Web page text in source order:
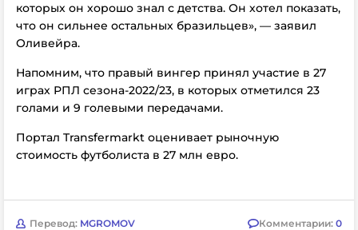
которых он хорошо знал с детства. Он хотел показать,
что он сильнее остальных бразильцев», — заявил
Оливейра.
Напомним, что правый вингер принял участие в 27
играх РПЛ сезона-2022/23, в которых отметился 23
голами и 9 голевыми передачами.
Портал Transfermarkt оценивает рыночную
стоимость футболиста в 27 млн евро.
Перевод: MGROMOV Комментарии: 0